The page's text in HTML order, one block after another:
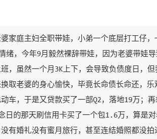
家庭主妇全职带娃，小弟一个底层打工仔，
绪，今年9月毅然裸辞带娃，因为老婆带娃
，虽然一个月3K上下，会导致负债度日，
取老婆的身心愉快，毕竟长命债长命还，乐
车，于是又贷款买了一部Q2，落地19万；
日的那天刷信用卡买了一个包1.6万，算是
有婚礼没有蜜月旅行，甚至连结婚照都没拍